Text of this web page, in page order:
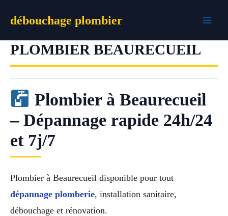
débouchage plombier
PLOMBIER BEAURECUEIL
Plombier à Beaurecueil
– Dépannage rapide 24h/24
et 7j/7
Plombier à Beaurecueil disponible pour tout
dépannage plomberie, installation sanitaire,
débouchage et rénovation.